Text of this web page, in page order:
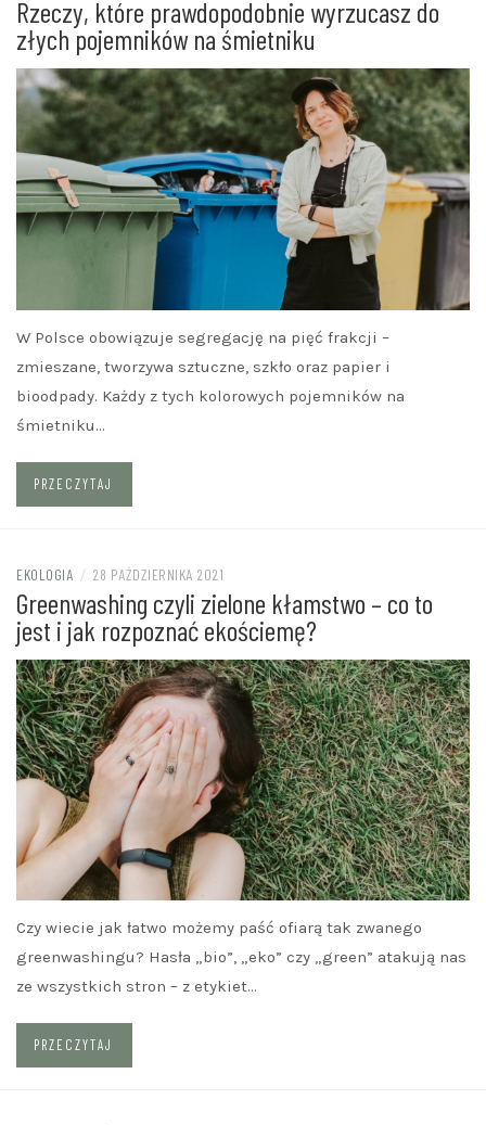
Rzeczy, które prawdopodobnie wyrzucasz do
złych pojemników na śmietniku
W Polsce obowiązuje segregację na pięć frakcji –
zmieszane, tworzywa sztuczne, szkło oraz papier i
bioodpady. Każdy z tych kolorowych pojemników na
śmietniku…
PRZECZYTAJ
EKOLOGIA / 28 PAŹDZIERNIKA 2021
Greenwashing czyli zielone kłamstwo – co to
jest i jak rozpoznać ekościemę?
Czy wiecie jak łatwo możemy paść ofiarą tak zwanego
greenwashingu? Hasła „bio”, „eko” czy „green” atakują nas
ze wszystkich stron – z etykiet…
PRZECZYTAJ